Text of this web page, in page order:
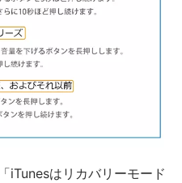
iTunesはリカバリーモード